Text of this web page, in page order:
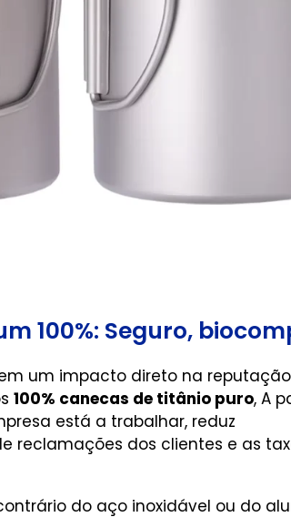
100%: Seguro,
um impacto direto na
100% canecas de titânio puro, A
está a trabalhar, reduz
reclamações dos clientes e as
do aço inoxidável ou do